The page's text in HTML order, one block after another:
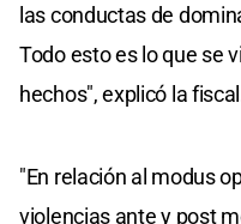
las conductas de
Todo esto es lo que se
hechos", explicó la
"En relación al modus
violencias ante y post